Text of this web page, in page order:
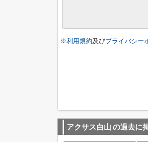
※利用規約及びプライバシー
アクサス白山 の過去に